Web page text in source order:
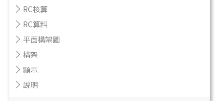
RC核算
RC算料
平面構架圖
構架
顯示
說明